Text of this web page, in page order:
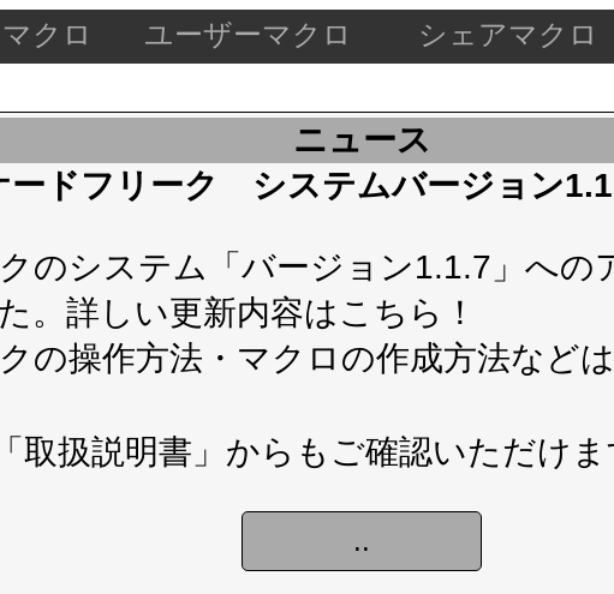
クロ ユーザーマクロ シェアマクロ
ニュース
ードフリーク システムバージョン
のシステム「バージョン1.1.7」への
。詳しい更新内容はこちら！
の操作方法・マクロの作成方法などは
「取扱説明書」 からもご確認いただけま